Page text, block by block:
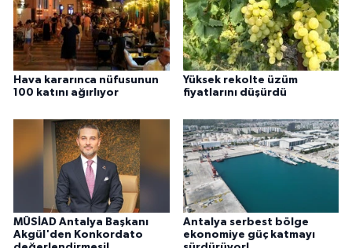
Hava kararınca nüfusunun
100 katını ağırlıyor
Yüksek rekolte üzüm
fiyatlarını düşürdü
MÜSİAD Antalya Başkanı
Akgül'den Konkordato
Antalya serbest bölge
ekonomiye güç katmayı